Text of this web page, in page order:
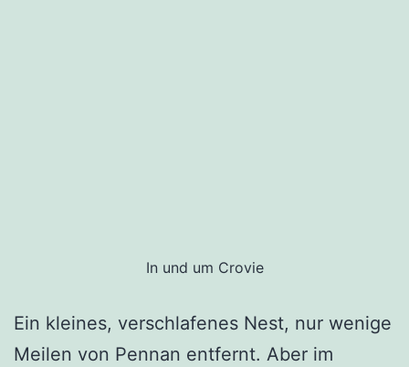
In und um Crovie
Ein kleines, verschlafenes Nest, nur wenige
Meilen von Pennan entfernt. Aber im